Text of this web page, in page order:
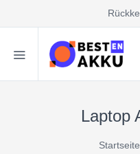
Laptop
Startseite